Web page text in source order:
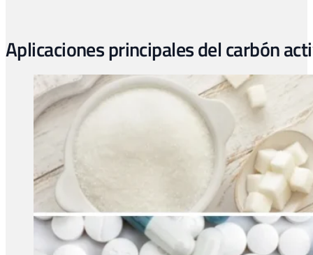
Aplicaciones principales del carbón